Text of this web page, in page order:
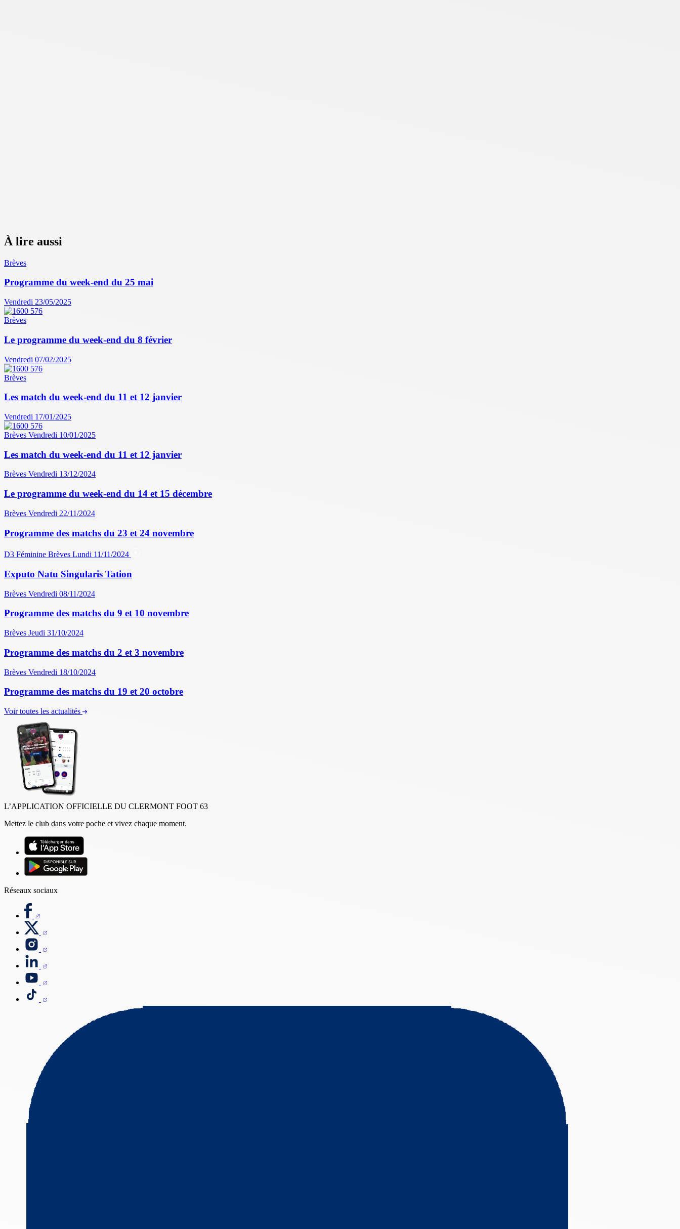
À lire aussi
Brèves
Programme du week-end du 25 mai
Vendredi 23/05/2025
Brèves
Le programme du week-end du 8 février
Vendredi 07/02/2025
Brèves
Les match du week-end du 11 et 12 janvier
Vendredi 17/01/2025
Brèves Vendredi 10/01/2025
Les match du week-end du 11 et 12 janvier
Brèves Vendredi 13/12/2024
Le programme du week-end du 14 et 15 décembre
Brèves Vendredi 22/11/2024
Programme des matchs du 23 et 24 novembre
D3 Féminine Brèves Lundi 11/11/2024
Exputo Natu Singularis Tation
Brèves Vendredi 08/11/2024
Programme des matchs du 9 et 10 novembre
Brèves Jeudi 31/10/2024
Programme des matchs du 2 et 3 novembre
Brèves Vendredi 18/10/2024
Programme des matchs du 19 et 20 octobre
Voir toutes les actualités
L’APPLICATION OFFICIELLE DU CLERMONT FOOT 63
Mettez le club dans votre poche et vivez chaque moment.
Réseaux sociaux